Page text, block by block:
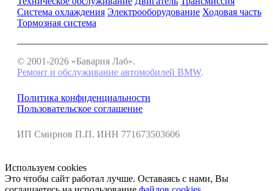
Система охлаждения Электрооборудование Ходовая часть
Тормозная система
© 2001-2026 «Бавария Лаб».
Ремонт и обслуживание автомобилей BMW.
Политика конфиденциальности
Пользовательское соглашение
ИП Смирнов П.П. ИНН 771673503606
Используем cookies
Это чтобы сайт работал лучше. Оставаясь с нами, Вы